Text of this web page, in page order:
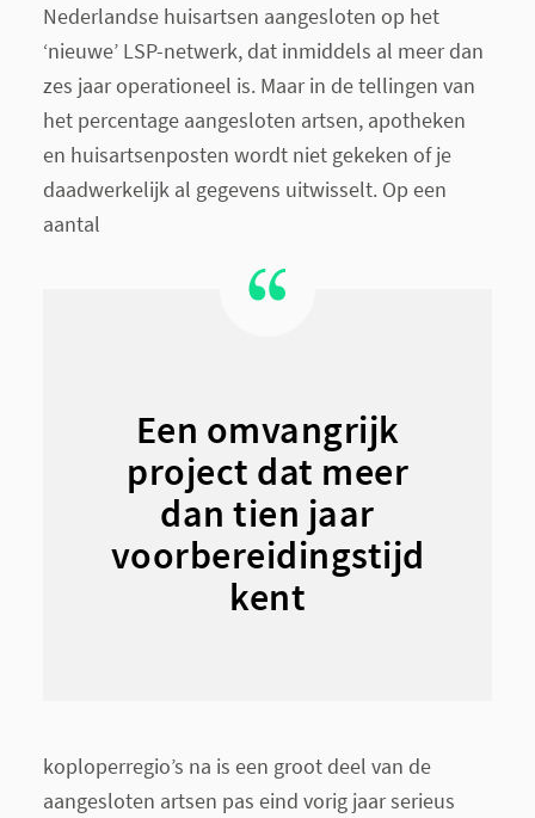
Nederlandse huisartsen aangesloten op het
‘nieuwe’ LSP-netwerk, dat inmiddels al meer dan
zes jaar operationeel is. Maar in de tellingen van
het percentage aangesloten artsen, apotheken
en huisartsenposten wordt niet gekeken of je
daadwerkelijk al gegevens uitwisselt. Op een
aantal
Een omvangrijk
project dat meer
dan tien jaar
voorbereidingstijd
kent
koploperregio’s na is een groot deel van de
aangesloten artsen pas eind vorig jaar serieus